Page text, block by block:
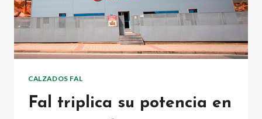
CALZADOS FAL
Fal triplica su potencia en